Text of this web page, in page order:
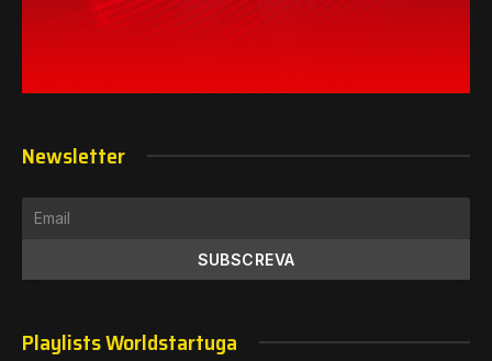
Newsletter
Playlists Worldstartuga